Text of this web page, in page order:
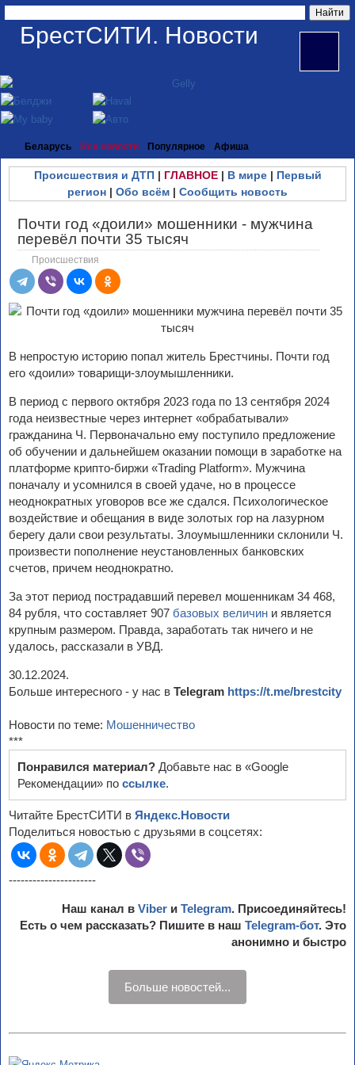
БрестСИТИ. Новости
Беларусь Все новости Популярное Афиша
Происшествия и ДТП| ГЛАВНОЕ| В мире| Первый
регион | Обо всём | Сообщить новость
Почти год «доили» мошенники - мужчина
перевёл почти 35 тысяч
Происшествия
В непростую историю попал житель Брестчины. Почти год
его «доили» товарищи-злоумышленники.
В период с первого октября 2023 года по 13 сентября 2024
года неизвестные через интернет «обрабатывали»
гражданина Ч. Первоначально ему поступило предложение
об обучении и дальнейшем оказании помощи в заработке на
платформе крипто-биржи «Trading Platform». Мужчина
поначалу и усомнился в своей удаче, но в процессе
неоднократных уговоров все же сдался. Психологическое
воздействие и обещания в виде золотых гор на лазурном
берегу дали свои результаты. Злоумышленники склонили Ч.
произвести пополнение неустановленных банковских
счетов, причем неоднократно.
За этот период пострадавший перевел мошенникам 34 468,
84 рубля, что составляет 907 базовых величин и является
крупным размером. Правда, заработать так ничего и не
удалось, рассказали в УВД.
30.12.2024.
Больше интересного - у нас в Telegram https://t.me/brestcity
Новости по теме: Мошенничество
***
Понравился материал? Добавьте нас в «Google
Рекомендации» по ссылке.
Читайте БрестСИТИ в Яндекс.Новости
Поделиться новостью с друзьями в соцсетях:
----------------------
Наш канал в Viber и Telegram. Присоединяйтесь!
Есть о чем рассказать? Пишите в наш Telegram-бот. Это
анонимно и быстро
Больше новостей...